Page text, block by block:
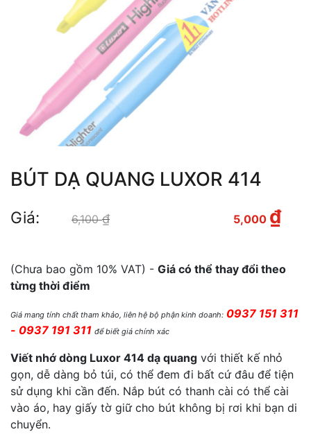
BÚT DẠ QUANG LUXOR 414
Giá: 6,100₫ 5,000 ₫
(Chưa bao gồm 10% VAT) - Giá có thể thay đổi theo
từng thời điểm
Giá mang tính chất tham khảo, liên hệ bộ phận kinh doanh: 0937 151 311
- 0937 191 311 để biết giá chính xác
Viết nhớ dòng Luxor 414 dạ quang với thiết kế nhỏ
gọn, dễ dàng bỏ túi, có thể đem đi bất cứ đâu để tiện
sử dụng khi cần đến. Nắp bút có thanh cài có thể cài
vào áo, hay giấy tờ giữ cho bút không bị rơi khi bạn di
chuyển.